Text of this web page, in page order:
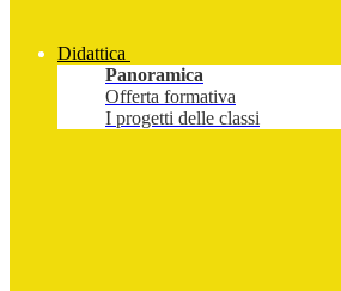
Didattica
Panoramica
Offerta formativa
I progetti delle classi